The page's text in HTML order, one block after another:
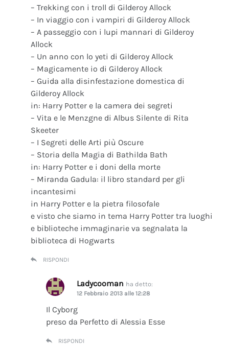
– Trekking con i troll di Gilderoy Allock
– In viaggio con i vampiri di Gilderoy Allock
– A passeggio con i lupi mannari di Gilderoy
Allock
– Un anno con lo yeti di Gilderoy Allock
– Magicamente io di Gilderoy Allock
– Guida alla disinfestazione domestica di
Gilderoy Allock
in: Harry Potter e la camera dei segreti
– Vita e le Menzgne di Albus Silente di Rita
Skeeter
– I Segreti delle Arti più Oscure
– Storia della Magia di Bathilda Bath
in: Harry Potter e i doni della morte
– Miranda Gadula: il libro standard per gli
incantesimi
in Harry Potter e la pietra filosofale
e visto che siamo in tema Harry Potter tra luoghi
e biblioteche immaginarie va segnalata la
biblioteca di Hogwarts
RISPONDI
Ladycooman ha detto:
12 Febbraio 2013 alle 12:28
Il Cyborg
preso da Perfetto di Alessia Esse
RISPONDI